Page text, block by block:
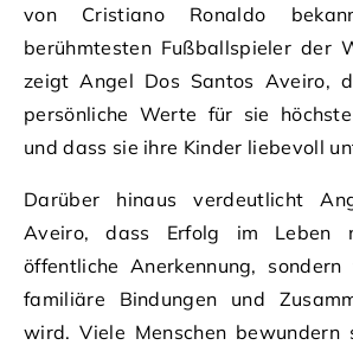
von Cristiano Ronaldo
berühmtesten Fußballspieler der
zeigt Angel Dos Santos Aveiro,
persönliche Werte für sie
und dass sie ihre Kinder liebevoll
Darüber hinaus verdeutlicht
Aveiro, dass Erfolg im Leben
öffentliche Anerkennung,
familiäre Bindungen und
wird. Viele Menschen